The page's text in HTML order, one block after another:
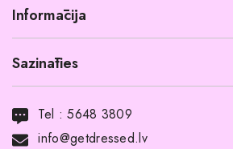
Informācija
Informācija par produktu
Noma ar pirkuma tiesībām
Sazināties
Tel :5648 3809
info@getdressed.lv